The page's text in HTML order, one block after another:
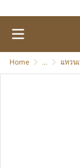
Home ... แหวน